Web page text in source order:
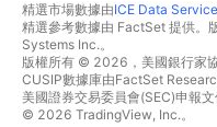
精選市場數據由ICE Data
精選參考數據由 FactSet 提供
Systems Inc.。
版權所有 © 2026，美國銀行家
CUSIP數據庫由FactSet
美國證券交易委員會(SEC)申報
© 2026 TradingView, Inc.。